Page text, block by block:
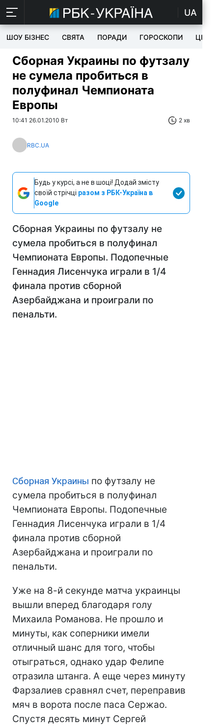
UA
ШОУ БІЗНЕС СВЯТА ПОРАДИ ГОРОСКОПИ ЦІКАВЕ
Сборная Украины по футзалу
не сумела пробиться в
полуфинал Чемпионата
Европы
10:41 26.01.2010 Вт 2 хв
RBC.UA
Будь у курсі, а не в шоці! Додай змісту
своїй стрічці разом з РБК-Україна в
Google
Сборная Украины по футзалу не
сумела пробиться в полуфинал
Чемпионата Европы. Подопечные
Геннадия Лисенчука играли в 1/4
финала против сборной
Азербайджана и проиграли по
пенальти.
Сборная Украины по футзалу не
сумела пробиться в полуфинал
Чемпионата Европы. Подопечные
Геннадия Лисенчука играли в 1/4
финала против сборной
Азербайджана и проиграли по
пенальти.
Уже на 8-й секунде матча украинцы
вышли вперед благодаря голу
Михаила Романова. Не прошло и
минуты, как соперники имели
отличный шанс для того, чтобы
отыграться, однако удар Фелипе
отразила штанга. А еще через минуту
Фарзалиев сравнял счет, переправив
мяч в ворота после паса Сержао.
Спустя десять минут Сергей